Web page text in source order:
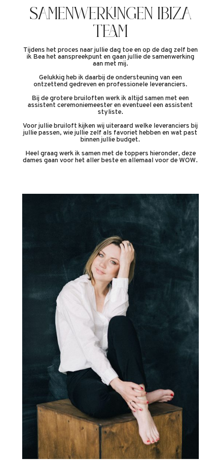
SAMENWERKINGEN IBIZA
TEAM
Tijdens het proces naar jullie dag toe en op de dag zelf ben
ik Bea het aanspreekpunt en gaan jullie de samenwerking
aan met mij.
Gelukkig heb ik daarbij de ondersteuning van een
ontzettend gedreven en professionele leveranciers.
Bij de grotere bruiloften werk ik altijd samen met een
assistent ceremoniemeester en eventueel een assistent
styliste.
Voor jullie bruiloft kijken wij uiteraard welke leveranciers bij
jullie passen, wie jullie zelf als favoriet hebben en wat past
binnen jullie budget.
Heel graag werk ik samen met de toppers hieronder, deze
dames gaan voor het aller beste en allemaal voor de WOW.